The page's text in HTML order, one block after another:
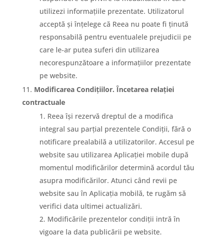
utilizezi informațiile prezentate. Utilizatorul
acceptă și înțelege că Reea nu poate fi ținută
responsabilă pentru eventualele prejudicii pe
care le-ar putea suferi din utilizarea
necorespunzătoare a informațiilor prezentate
pe website.
Modificarea Condițiilor. Încetarea relației
contractuale
Reea își rezervă dreptul de a modifica
integral sau parțial prezentele Condiții, fără o
notificare prealabilă a utilizatorilor. Accesul pe
website sau utilizarea Aplicației mobile după
momentul modificărilor determină acordul tău
asupra modificărilor. Atunci când revii pe
website sau în Aplicația mobilă, te rugăm să
verifici data ultimei actualizări.
Modificările prezentelor condiții intră în
vigoare la data publicării pe website.